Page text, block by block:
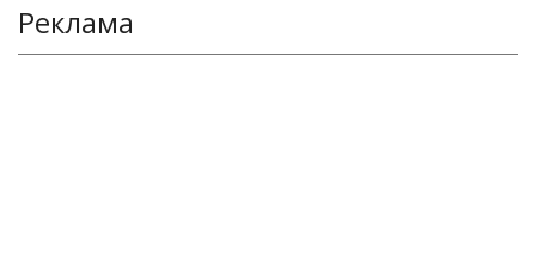
Реклама